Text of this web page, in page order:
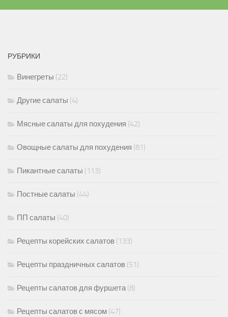
РУБРИКИ
Винегреты (22)
Другие салаты (4)
Мясные салаты для похудения (42)
Овощные салаты для похудения (81)
Пикантные салаты (113)
Постные салаты (44)
ПП салаты (40)
Рецепты корейских салатов (133)
Рецепты праздничных салатов (51)
Рецепты салатов для фуршета(8)
Рецепты салатов с мясом (47)